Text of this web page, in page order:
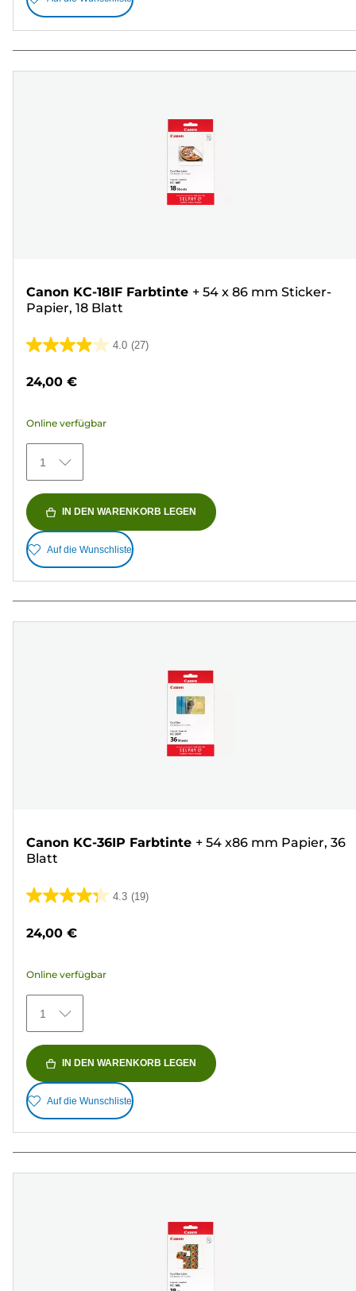
Canon KC-18IF Farbtinte + 54 x 86 mm Sticker-
Papier, 18 Blatt
4.0 (27)
4.0
27
Bewertungen
24,00 €
Online verfügbar
1
IN DEN WARENKORB LEGEN
Auf die Wunschliste
Canon KC-36IP Farbtinte + 54 x86 mm Papier, 36
Blatt
4.3 (19)
4.3
5
19
Bewertungen
24,00 €
Online verfügbar
1
IN DEN WARENKORB LEGEN
Auf die Wunschliste